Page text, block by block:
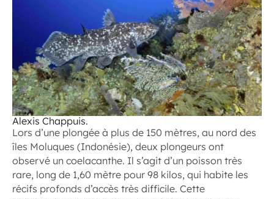
Alexis Chappuis.
Lors d’une plongée à plus de 150 mètres, au nord des
îles Moluques (Indonésie), deux plongeurs ont
observé un coelacanthe. Il s’agit d’un poisson très
rare, long de 1,60 mètre pour 98 kilos, qui habite les
récifs profonds d’accès très difficile. Cette